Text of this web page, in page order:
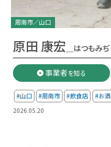
周南市／山口
原田 康宏 ＿はつもみぢ
事業者を知る
#山口 #周南市 #飲食店
#お酒
2026.05.20